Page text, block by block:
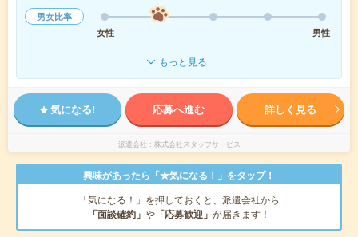
男女比率
女性
男性
もっと見る
気になる! 応募へ進む 詳しく見る
派遣会社 株式会社スタッフサービス
興味があったら「★気になる！」をタップ！
「気になる！」を押しておくと、派遣会社から
「面談確約」 や 「応募歓迎」 が届きます！